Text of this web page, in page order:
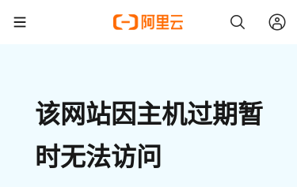
该网站因主机过期暂
时无法访问